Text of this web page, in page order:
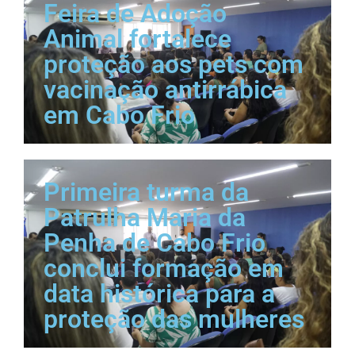
Feira de Adoção
Animal fortalece
proteção aos pets com
vacinação antirrábica
em Cabo Frio
Primeira turma da
Patrulha Maria da
Penha de Cabo Frio
conclui formação em
data histórica para a
proteção das mulheres